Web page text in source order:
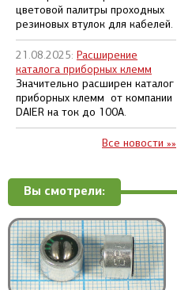
цветовой палитры проходных
резиновых втулок для кабелей.
21.08.2025: Расширение
каталога приборных клемм
Значительно расширен каталог
приборных клемм от компании
DAIER на ток до 100А.
Все новости »»
Вы смотрели: